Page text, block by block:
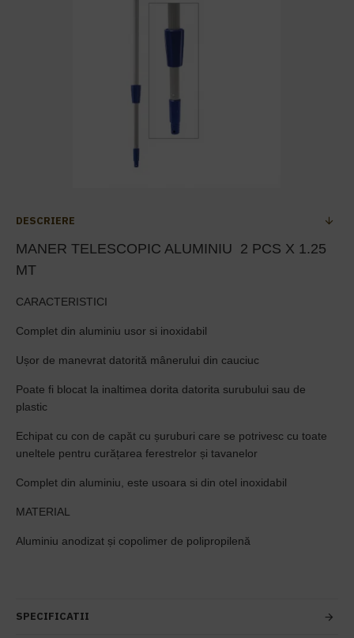
DESCRIERE
MANER TELESCOPIC ALUMINIU 2 PCS X 1.25
MT
CARACTERISTICI
Complet din aluminiu usor si inoxidabil
Ușor de manevrat datorită mânerului din cauciuc
Poate fi blocat la inaltimea dorita datorita surubului sau de
plastic
Echipat cu con de capăt cu șuruburi care se potrivesc cu toate
uneltele pentru curățarea ferestrelor și tavanelor
Complet din aluminiu, este usoara si din otel inoxidabil
MATERIAL
Aluminiu anodizat și copolimer de polipropilenă
SPECIFICATII